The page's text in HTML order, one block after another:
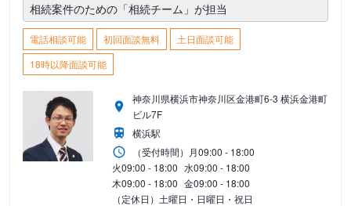
相続案件のための「相続チーム」が担当
電話相談可能 初回面談無料
土日面談可能
18時以降面談可能
神奈川県横浜市神奈川区金港町6-3 横浜金港町
ビル7F
横浜駅
（受付時間） 月09:00 - 18:00
火09:00 - 18:00 水09:00 - 18:00
木09:00 - 18:00 金09:00 - 18:00
（定休日）土曜日・日曜日・祝日